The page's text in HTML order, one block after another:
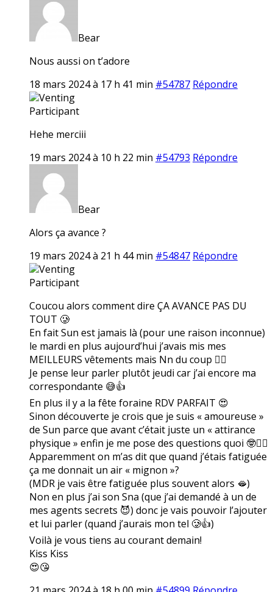
Bear
Nous aussi on t’adore
18 mars 2024 à 17 h 41 min #54787 Répondre
Venting
Participant
Hehe merciii
19 mars 2024 à 10 h 22 min #54793 Répondre
Bear
Alors ça avance ?
19 mars 2024 à 21 h 44 min #54847 Répondre
Venting
Participant
Coucou alors comment dire ÇA AVANCE PAS DU
TOUT 🥲
En fait Sun est jamais là (pour une raison inconnue)
le mardi en plus aujourd’hui j’avais mis mes
MEILLEURS vêtements mais Nn du coup 🤷‍♀️
Je pense leur parler plutôt jeudi car j’ai encore ma
correspondante 😅👍
En plus il y a la fête foraine RDV PARFAIT 😍
Sinon découverte je crois que je suis « amoureuse »
de Sun parce que avant c’était juste un « attirance
physique » enfin je me pose des questions quoi 🤓🤷‍♀️
Apparemment on m’as dit que quand j’étais fatiguée
ça me donnait un air « mignon »?
(MDR je vais être fatiguée plus souvent alors 🫦)
Non en plus j’ai son Sna (que j’ai demandé à un de
mes agents secrets 😈) donc je vais pouvoir l’ajouter
et lui parler (quand j’aurais mon tel 🥲👍)
Voilà je vous tiens au courant demain!
Kiss Kiss
😍😘